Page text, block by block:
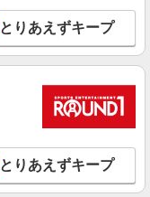
とりあえずキープ
とりあえずキープ